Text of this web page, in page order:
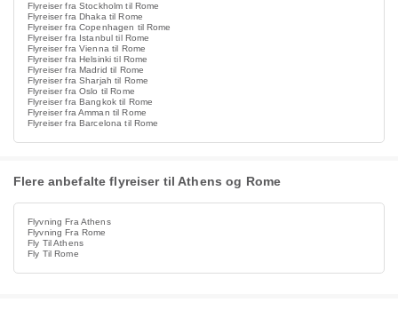
Flyreiser fra Stockholm til Rome
Flyreiser fra Dhaka til Rome
Flyreiser fra Copenhagen til Rome
Flyreiser fra Istanbul til Rome
Flyreiser fra Vienna til Rome
Flyreiser fra Helsinki til Rome
Flyreiser fra Madrid til Rome
Flyreiser fra Sharjah til Rome
Flyreiser fra Oslo til Rome
Flyreiser fra Bangkok til Rome
Flyreiser fra Amman til Rome
Flyreiser fra Barcelona til Rome
Flere anbefalte flyreiser til Athens og Rome
Flyvning Fra Athens
Flyvning Fra Rome
Fly Til Athens
Fly Til Rome